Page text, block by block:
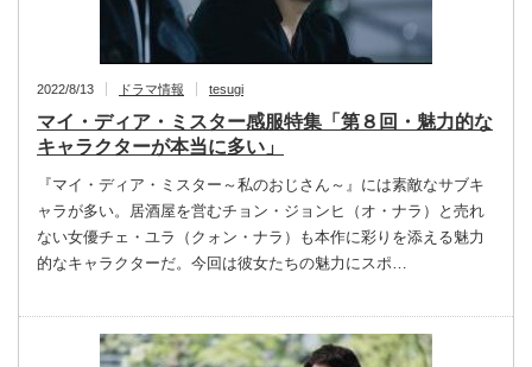
2022/8/13 ドラマ情報 tesugi
マイ・ディア・ミスター感服特集「第８回・魅力的な
キャラクターが本当に多い」
『マイ・ディア・ミスター～私のおじさん～』には素敵なサブキ
ャラが多い。居酒屋を営むチョン・ジョンヒ（オ・ナラ）と売れ
ない女優チェ・ユラ（クォン・ナラ）も本作に彩りを添える魅力
的なキャラクターだ。今回は彼女たちの魅力にスポ…